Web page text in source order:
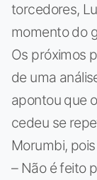
torcedores,
momento do
Os próximos
de uma
apontou que
cedeu se
Morumbi,
– Não é feito